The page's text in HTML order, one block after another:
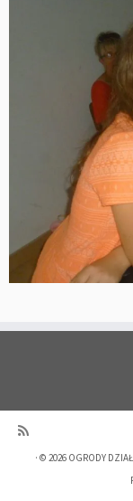
· © 2026 OGRODY